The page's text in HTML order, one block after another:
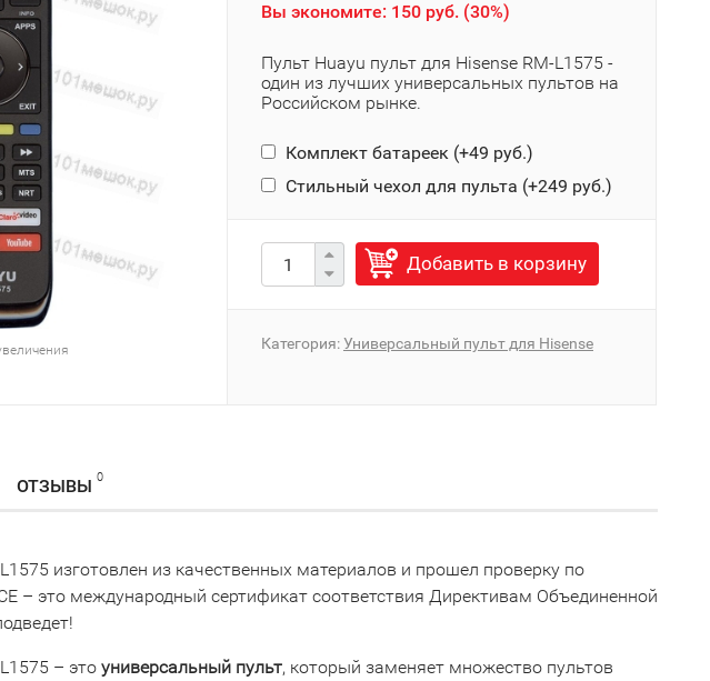
Вы экономите: 150 руб. (30%)
Пульт Huayu пульт для Hisense RM-L1575 -
один из лучших универсальных пультов на
Российском рынке.
Комплект батареек (+49 руб.)
Стильный чехол для пульта (+249 руб.)
Добавить в корзину
Категория:Универсальный пульт для Hisense
ОТЗЫВЫ 0
изготовлен из качественных материалов и прошел проверку по
– это международный сертификат соответствия Директивам Объединенной
– это универсальный пульт, который заменяет множество пультов